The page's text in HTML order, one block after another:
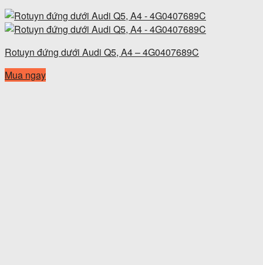
Rotuyn đứng dưới Audi Q5, A4 – 4G0407689C
Mua ngay